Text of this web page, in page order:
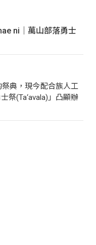
ni｜萬山部落勇士
典，現今配合族人工
祭(Ta‘avala)」凸顯辦